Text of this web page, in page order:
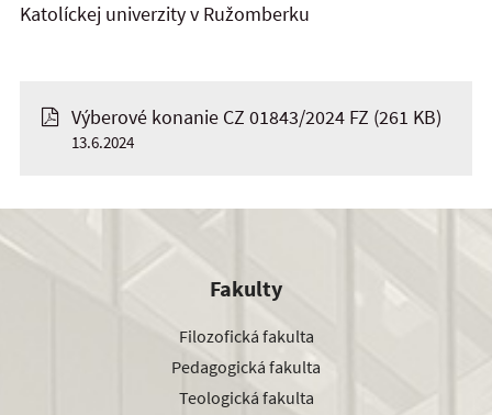
Katolíckej univerzity v Ružomberku
Výberové konanie CZ 01843/2024 FZ (261 KB)
13.6.2024
Fakulty
Filozofická fakulta
Pedagogická fakulta
Teologická fakulta